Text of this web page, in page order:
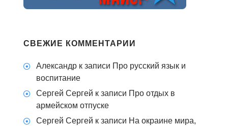
СВЕЖИЕ КОММЕНТАРИИ
Александр к записи Про русский язык и
воспитание
Сергей Сергей к записи Про отдых в
армейском отпуске
Сергей Сергей к записи На окраине мира,